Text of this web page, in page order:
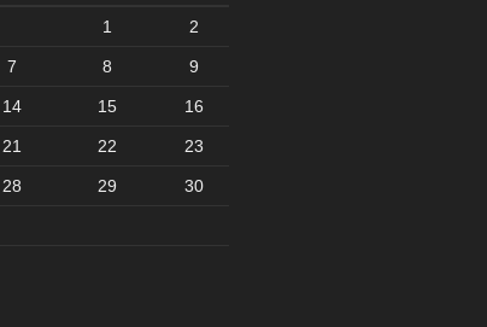
1 2
7 8 9
14 15 16
21 22 23
28 29 30